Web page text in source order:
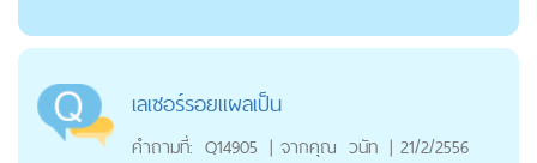
เลเซอร์รอยแผลเป็น
คำถามที่: Q14905 | จากคุณ วนัท | 21/2/2556